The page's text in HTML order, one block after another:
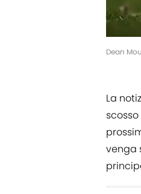
Dean
La
venga